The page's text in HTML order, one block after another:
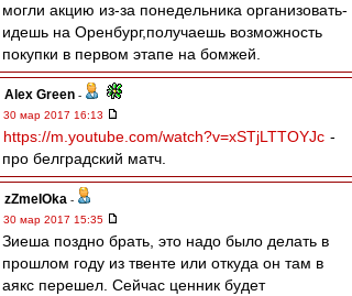
могли акцию из-за понедельника организовать-
идешь на Оренбург,получаешь возможность
покупки в первом этапе на бомжей.
Alex Green -
30 мар 2017 16:13
https://m.youtube.com/watch?v=xSTjLTTOYJc -
про белградский матч.
zZmeIOka -
30 мар 2017 15:35
Зиеша поздно брать, это надо было делать в
прошлом году из твенте или откуда он там в
аякс перешел. Сейчас ценник будет